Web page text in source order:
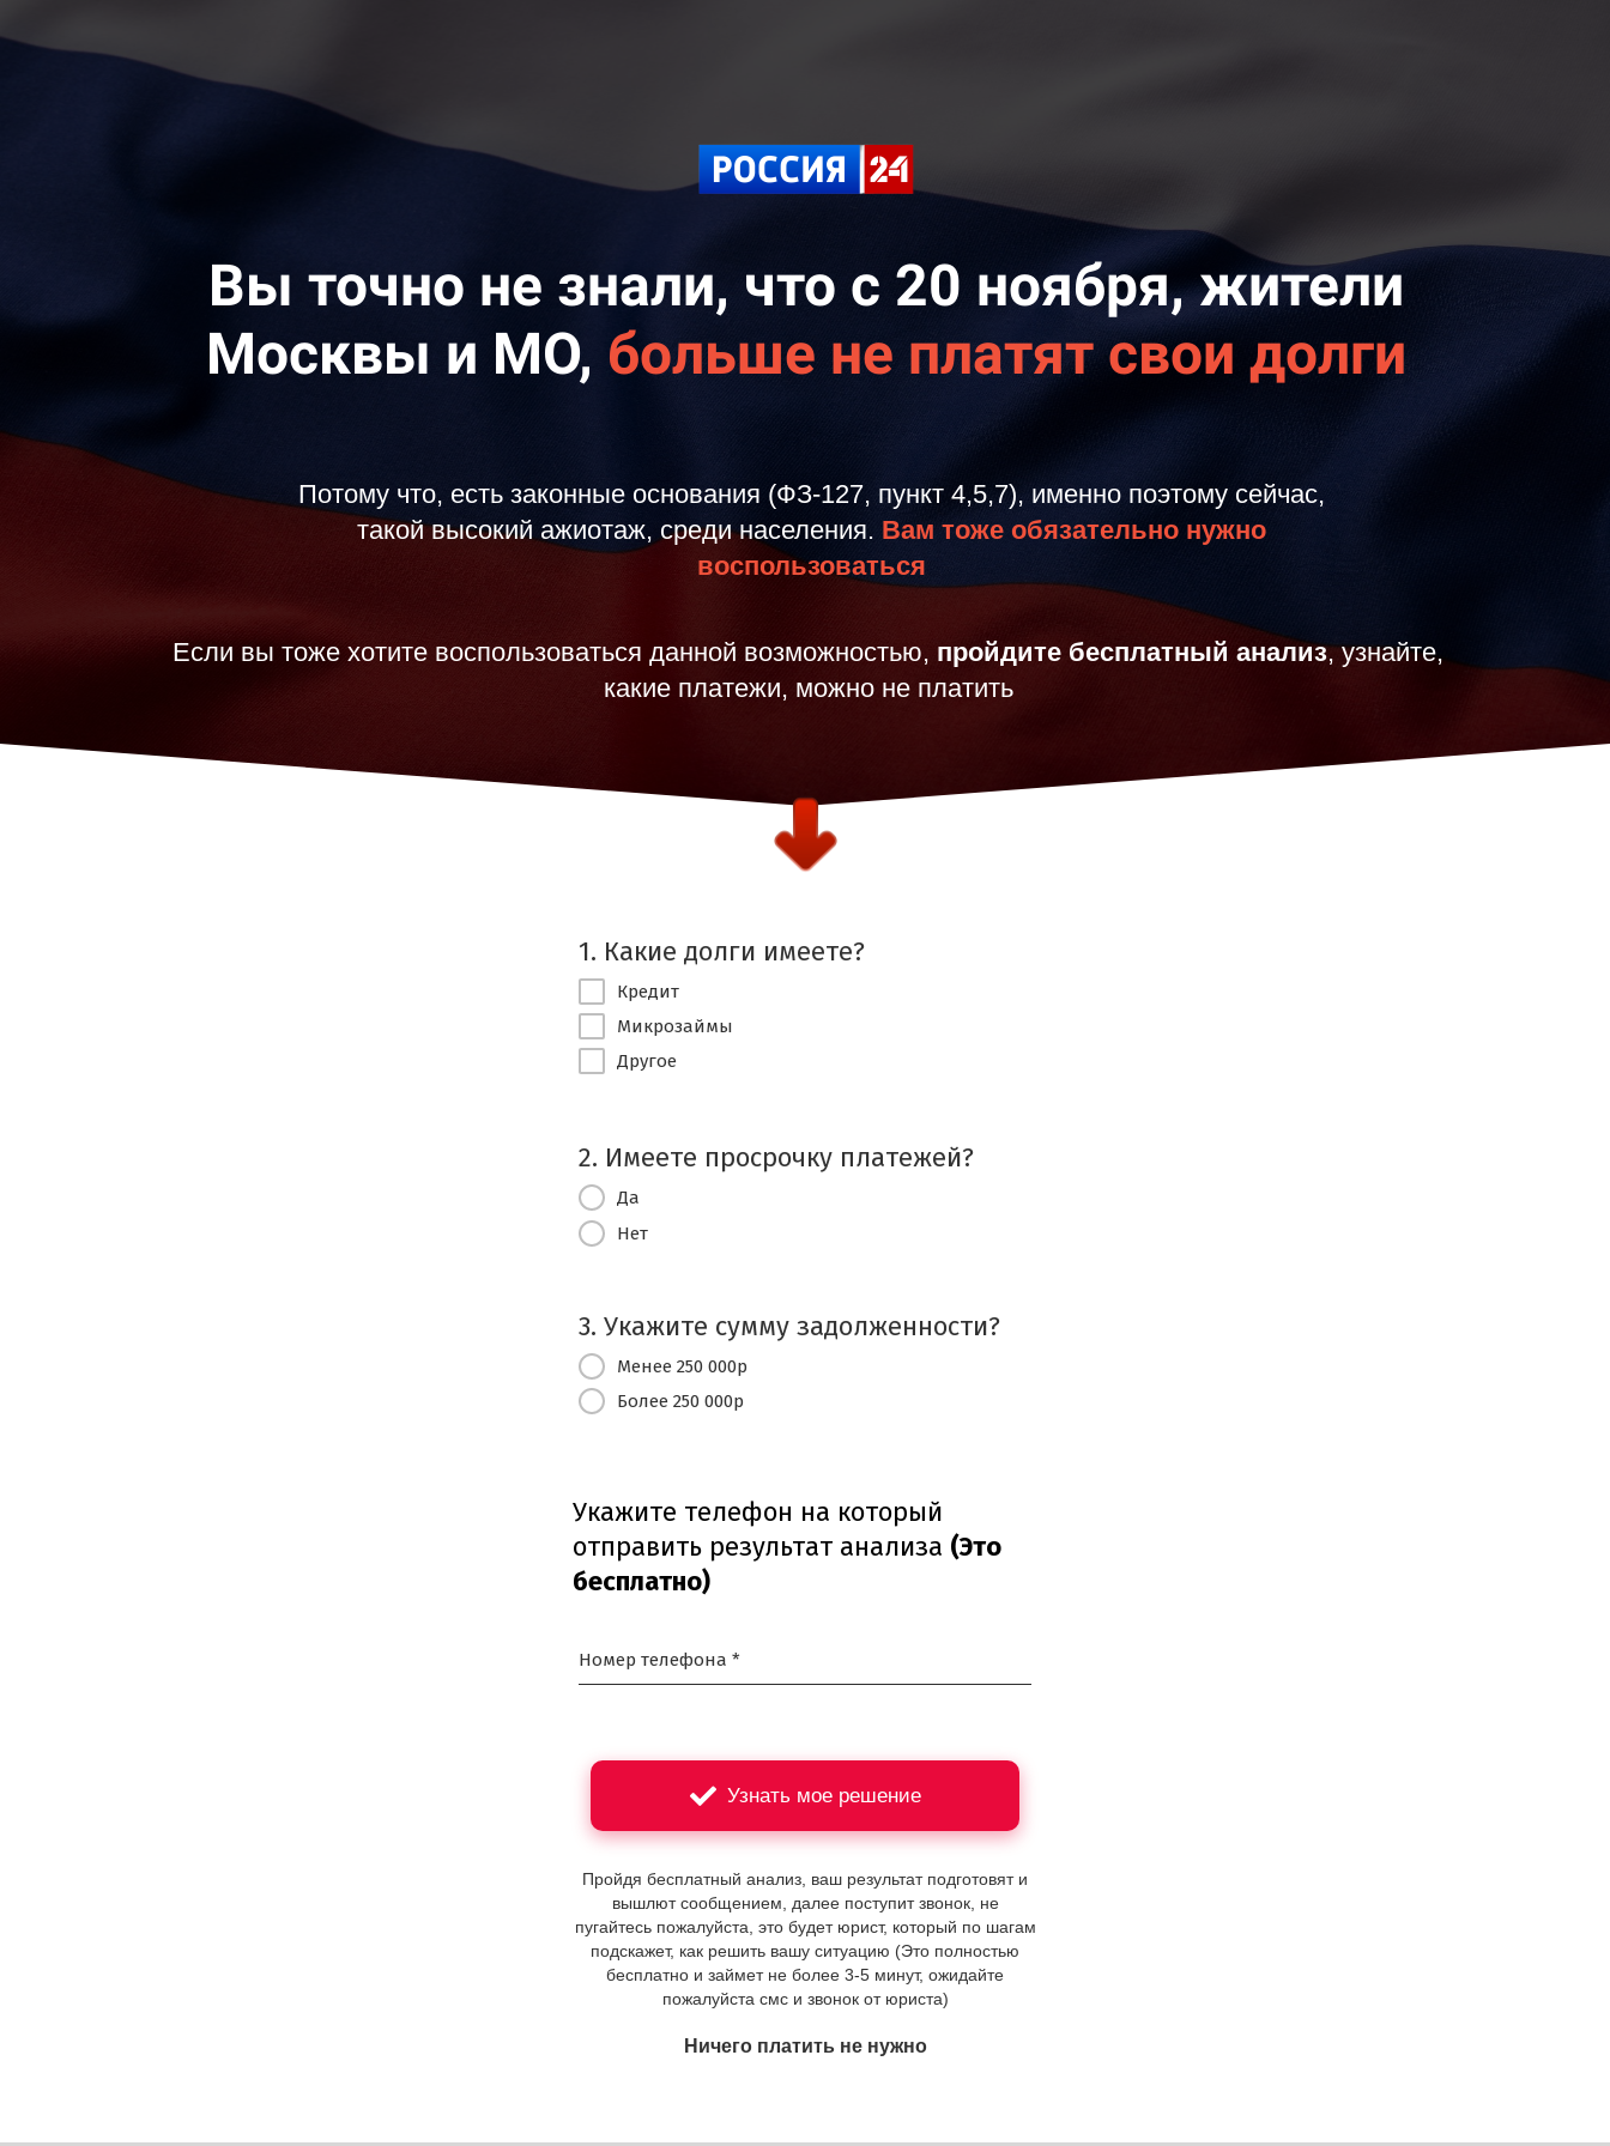
Вы точно не знали, что с 20 ноября, жители
Москвы и МО, больше не платят свои долги
Потому что, есть законные основания (ФЗ-127, пункт 4,5,7), именно поэтому сейчас,
такой высокий ажиотаж, среди населения. Вам тоже обязательно нужно
воспользоваться
Если вы тоже хотите воспользоваться данной возможностью, пройдите бесплатный анализ, узнайте,
какие платежи, можно не платить
1. Какие долги имеете?
Кредит
Микрозаймы
Другое
2. Имеете просрочку платежей?
Да
Нет
3. Укажите сумму задолженности?
Менее 250 000р
Более 250 000р
Укажите телефон на который
отправить результат анализа (Это
бесплатно)
Номер телефона *
Узнать мое решение
Пройдя бесплатный анализ, ваш результат подготовят и
вышлют сообщением, далее поступит звонок, не
пугайтесь пожалуйста, это будет юрист, который по шагам
подскажет, как решить вашу ситуацию (Это полностью
бесплатно и займет не более 3-5 минут, ожидайте
пожалуйста смс и звонок от юриста)
Ничего платить не нужно